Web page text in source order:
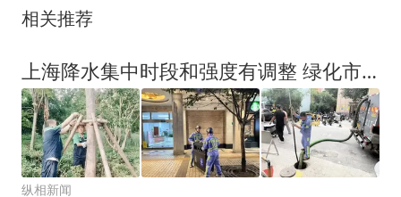
相关推荐
上海降水集中时段和强度有调整 绿化市容工人全员上阵筑牢安全屏障
纵相新闻